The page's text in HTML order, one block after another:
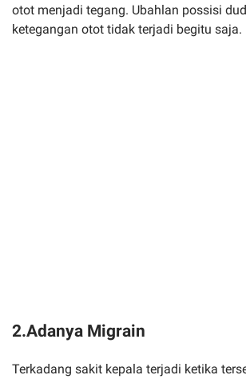
otot menjadi tegang. Ubahlan possisi
ketegangan otot tidak terjadi begitu saja.
2.Adanya Migrain
Terkadang sakit kepala terjadi ketika